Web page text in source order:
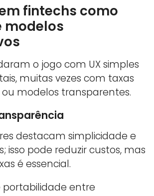
fintechs como
modelos
o jogo com UX simples
muitas vezes com taxas
modelos transparentes.
destacam simplicidade e
isso pode reduzir custos, mas
é essencial.
portabilidade entre